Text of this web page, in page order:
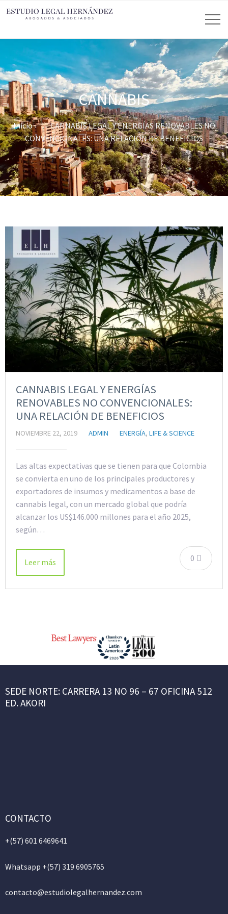
CANNABIS
Inicio
CANNABIS LEGAL Y ENERGÍAS RENOVABLES NO
CONVENCIONALES: UNA RELACIÓN DE BENEFICIOS
CANNABIS LEGAL Y ENERGÍAS
RENOVABLES NO CONVENCIONALES:
UNA RELACIÓN DE BENEFICIOS
NOVIEMBRE 22, 2019 ADMIN ENERGÍA, LIFE & SCIENCE
Las altas expectativas que se tienen para que Colombia
se convierta en uno de los principales productores y
exportadores de insumos y medicamentos a base de
cannabis legal, con un mercado global que podría
alcanzar los US$146.000 millones para el año 2025,
según…
0
Leer más
SEDE NORTE: CARRERA 13 NO 96 – 67 OFICINA 512
ED. AKORI
CONTACTO
+(57) 601 6469641
Whatsapp +(57) 319 6905765
contacto@estudiolegalhernandez.com